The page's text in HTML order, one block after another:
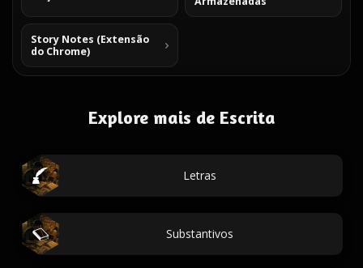
Story Notes (Extensão
do Chrome)
Explore mais de Escrita
Letras
Substantivos